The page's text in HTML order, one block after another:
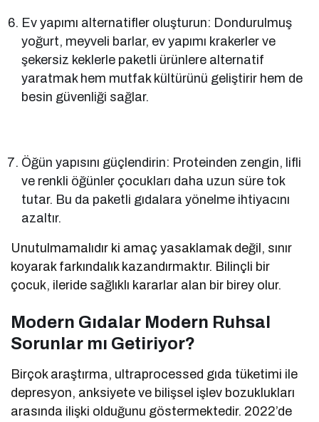
Ev yapımı alternatifler oluşturun: Dondurulmuş
yoğurt, meyveli barlar, ev yapımı krakerler ve
şekersiz keklerle paketli ürünlere alternatif
yaratmak hem mutfak kültürünü geliştirir hem de
besin güvenliği sağlar.
Öğün yapısını güçlendirin: Proteinden zengin, lifli
ve renkli öğünler çocukları daha uzun süre tok
tutar. Bu da paketli gıdalara yönelme ihtiyacını
azaltır.
Unutulmamalıdır ki amaç yasaklamak değil, sınır
koyarak farkındalık kazandırmaktır. Bilinçli bir
çocuk, ileride sağlıklı kararlar alan bir birey olur.
Modern Gıdalar Modern Ruhsal
Sorunlar mı Getiriyor?
Birçok araştırma, ultraprocessed gıda tüketimi ile
depresyon, anksiyete ve bilişsel işlev bozuklukları
arasında ilişki olduğunu göstermektedir. 2022’de